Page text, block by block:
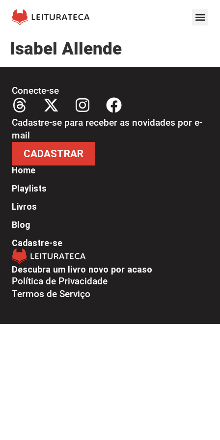
Isabel Allende
Descubra um livro novo por acaso
Política de Privacidade
Termos de Serviço
Home
Playlists
Livros
Blog
Cadastre-se
Conecte-se
Cadastre-se para receber as novidades por e-
mail
CADASTRAR